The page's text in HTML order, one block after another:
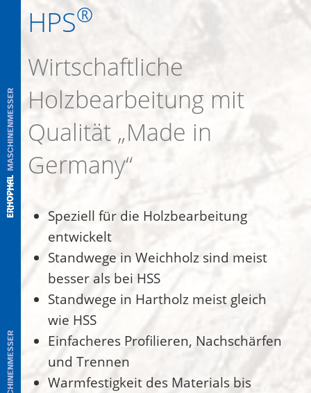
HPS®
Wirtschaftliche
Holzbearbeitung mit
Qualität „Made in
Germany“
Speziell für die Holzbearbeitung
entwickelt
Standwege in Weichholz sind meist
besser als bei HSS
Standwege in Hartholz meist gleich
wie HSS
Einfacheres Profilieren, Nachschärfen
und Trennen
Warmfestigkeit des Materials bis